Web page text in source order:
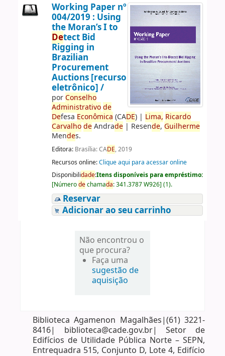
Working Paper nº
004/2019 : Using
the Moran’s I to
Detect Bid
Rigging in
Brazilian
Procurement
Auctions [recurso
eletrônico] /
porConselho
Administrativo de
Defesa Econômica (CADE)| Lima, Ricardo
Carvalho deAndrade| Resende, Guilherme
Mendes.
Editora: Brasília: CADE, 2019
Recursos online:Clique aqui para acessar online
Disponibilidade:Itens disponíveis para empréstimo:
[Númerodechamada:341.3787 W926] (1).
Reservar
Adicionar ao seu carrinho
Não encontrou o
que procura?
Faça uma
sugestão de
aquisição
Biblioteca Agamenon Magalhães|(61) 3221-
8416| biblioteca@cade.gov.br| Setor de
Edifícios de Utilidade Pública Norte – SEPN,
Entrequadra 515, Conjunto D, Lote 4, Edifício